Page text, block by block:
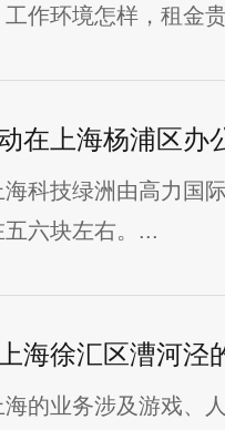
工作环境怎样，租金
在上海杨浦区办
海科技绿洲由高力国
五六块左右。...
海徐汇区漕河泾
海的业务涉及游戏、